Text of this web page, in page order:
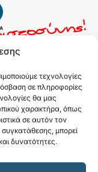
τεχνολογίες
σε πληροφορίες
θα μας
χαρακτήρα, όπως
σε αυτόν τον
μπορεί
δυνατότητες.
Ο.Ε